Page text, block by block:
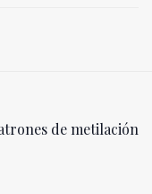
de metilación